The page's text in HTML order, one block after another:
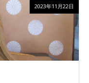
2023年11月22日